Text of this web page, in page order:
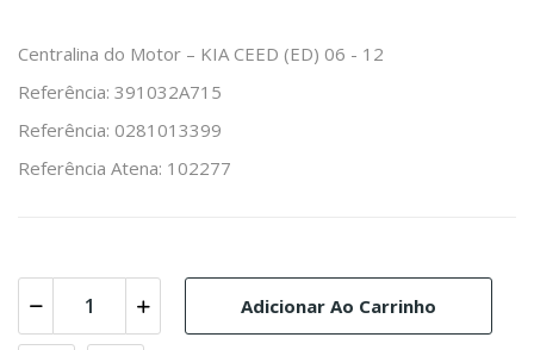
Centralina do Motor – KIA CEED (ED) 06 - 12
Referência: 391032A715
Referência: 0281013399
Referência Atena: 102277
Adicionar Ao Carrinho